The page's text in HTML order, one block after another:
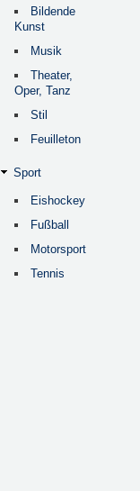
Bildende
Kunst
Musik
Theater,
Oper, Tanz
Stil
Feuilleton
Sport
Eishockey
Fußball
Motorsport
Tennis